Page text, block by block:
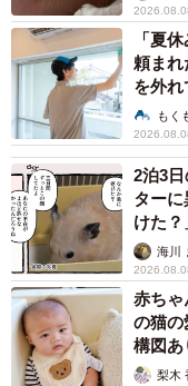
「夏
頼ま
を外
説】もく
2泊3
ター
けた？
海川
赤ちゃ
の猫
構図あ
梨木